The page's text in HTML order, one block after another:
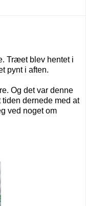
Træet blev hentet i
pynt i aften.
Og det var denne
dernede med at
ved noget om